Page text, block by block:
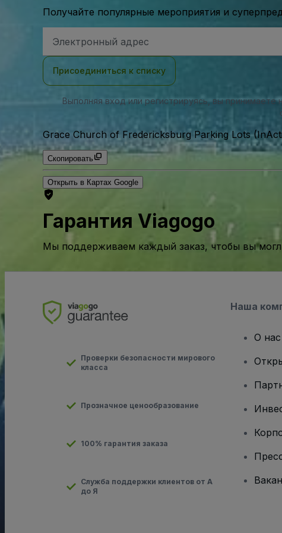
Получайте популярные мероприятия и
электронной
Присоединиться к списку
Выполняя вход или регистрируясь, вы принимаете
Grace Church of Fredericksburg Parking Lots
Скопировать
Открыть в Картах Google
Гарантия Viagogo
Мы поддерживаем каждый заказ, чтобы вы
Проверки безопасности мирового
класса
Прозначное ценообразование
100% гарантия заказа
Служба поддержки клиентов от А
до Я
Наша
О нас